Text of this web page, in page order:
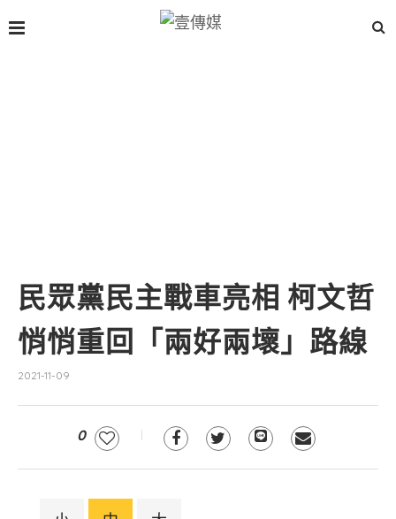
民眾黨民主戰車亮相 柯文哲
悄悄重回「兩好兩壞」路線
2021-11-09
0